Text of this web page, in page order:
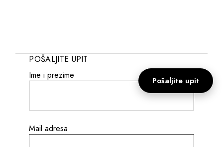
POŠALJITE UPIT
Ime i prezime
Mail adresa
Pošaljite upit